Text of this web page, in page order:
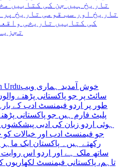
تاریخ ہیں جن کی کتابیں
تاریخ اور سب قومی تاریخ پر
کی کتابیں تاریخی
Urduخوش آمدید ہماری ویب
سائٹ پر جو پاکستانی پڑھنے
طور پر اردو فیمنسٹ ادب کے
پلیٹ فارم ہیں جو پاکستانی
ہوئی اردو زبان کی ادبی
جو فیمنسٹ ادب اور خیالات
رکھتے ہیں۔ پاکستان ایک
ساتھ ملک ہے اور اردو اس
تاہم، پاکستانی فیمنسٹ لکھاریوں